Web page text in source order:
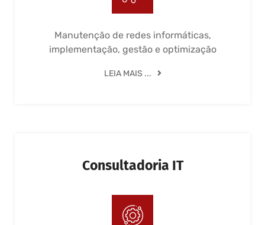
Manutenção de redes informáticas,
implementação, gestão e optimização
LEIA MAIS ...
Consultadoria IT